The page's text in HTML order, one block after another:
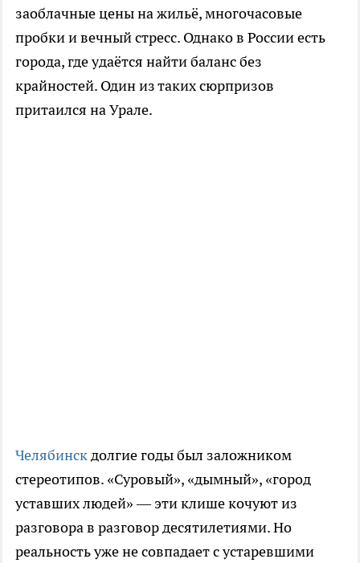
заоблачные цены на жильё, многочасовые
пробки и вечный стресс. Однако в России есть
города, где удаётся найти баланс без
крайностей. Один из таких сюрпризов
притаился на Урале.
Челябинскдолгие годы был заложником
стереотипов. «Суровый», «дымный», «город
уставших людей» — эти клише кочуют из
разговора в разговор десятилетиями. Но
реальность уже не совпадает с устаревшими